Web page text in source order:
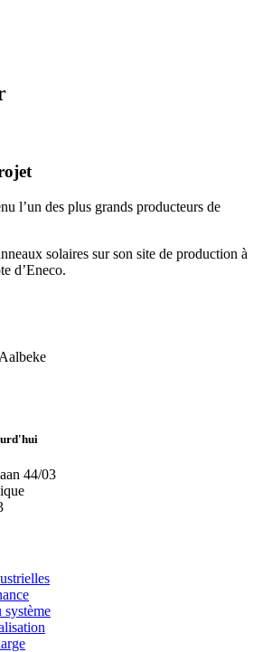
l’un des plus grands producteurs de
solaires sur son site de production à
d’Eneco.
44/03